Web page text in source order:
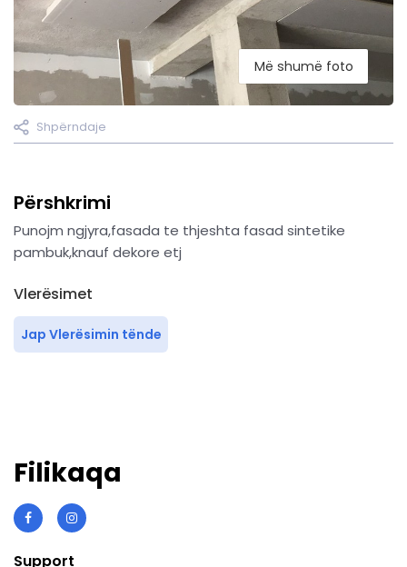
Më shumë foto
Shpërndaje
Përshkrimi
Punojm ngjyra,fasada te thjeshta fasad sintetike
pambuk,knauf dekore etj
Vlerësimet
Jap Vlerësimin tënde
Filikaqa
Support